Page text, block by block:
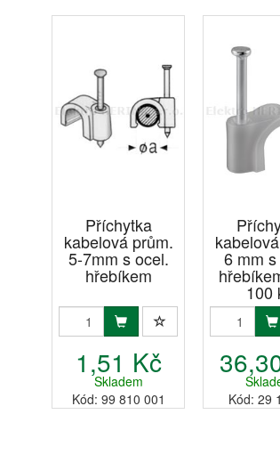
Příchytka
kabelová prům.
5-7mm s ocel.
hřebíkem
1,51 Kč
Skladem
Kód: 99 810 001
6 mm
100
Kód: 29